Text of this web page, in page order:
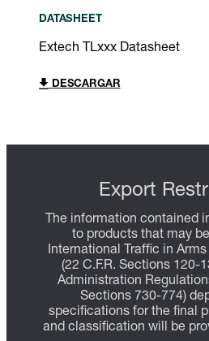
DATASHEET
Extech TLxxx Datasheet
DESCARGAR
Export
The information contained
to products that may
International Traffic in Arms
(22 C.F.R. Sections 120-
Administration
Sections 730-774)
specifications for the final
and classification will be